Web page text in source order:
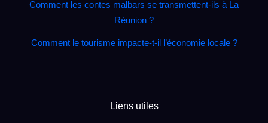
Comment les contes malbars se transmettent‑ils à La
Réunion ?
Comment le tourisme impacte‑t‑il l’économie locale ?
Liens utiles